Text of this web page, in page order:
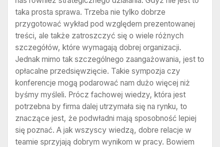
taka prosta sprawa. Trzeba nie tylko dobrze
przygotować wykład pod względem prezentowanej
treści, ale także zatroszczyć się o wiele różnych
szczegółów, które wymagają dobrej organizacji.
Jednak mimo tak szczególnego zaangażowania, jest to
opłacalne przedsięwzięcie. Takie sympozja czy
konferencje mogą podarować nam dużo więcej niż
byśmy myśleli. Prócz fachowej wiedzy, która jest
potrzebna by firma dalej utrzymała się na rynku, to
znaczące jest, że podwładni mają sposobność lepiej
się poznać. A jak wszyscy wiedzą, dobre relacje w
teamie sprzyjają dobrym wynikom w pracy. Bowiem